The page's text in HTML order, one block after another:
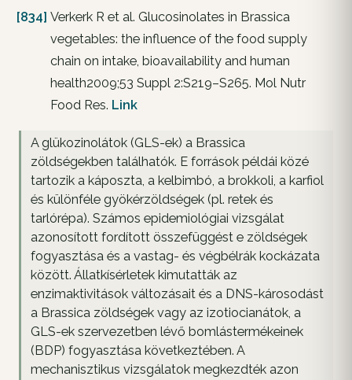
[834] Verkerk R et al. Glucosinolates in Brassica
vegetables: the influence of the food supply
chain on intake, bioavailability and human
health2009;53 Suppl 2:S219–S265. Mol Nutr
Food Res. Link
A glükozinolátok (GLS-ek) a Brassica
zöldségekben találhatók. E források példái közé
tartozik a káposzta, a kelbimbó, a brokkoli, a karfiol
és különféle gyökérzöldségek (pl. retek és
tarlórépa). Számos epidemiológiai vizsgálat
azonosított fordított összefüggést e zöldségek
fogyasztása és a vastag- és végbélrák kockázata
között. Állatkísérletek kimutatták az
enzimaktivitások változásait és a DNS-károsodást
a Brassica zöldségek vagy az izotiocianátok, a
GLS-ek szervezetben lévő bomlástermékeinek
(BDP) fogyasztása következtében. A
mechanisztikus vizsgálatok megkezdték azon